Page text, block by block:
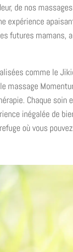
de nos
expérience
futures mamans,
comme le
massage
Chaque
inégalée de
où vous